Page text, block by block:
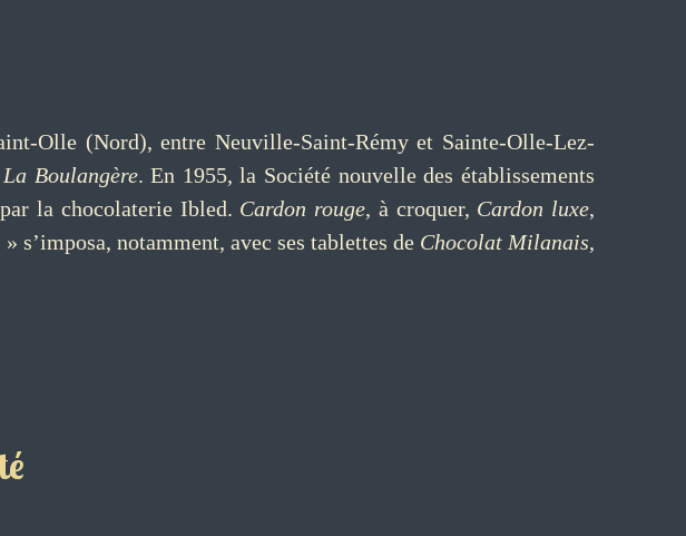
Olle (Nord), entre Neuville-Saint-Rémy et Sainte-Olle-Lez-
La Boulangère. En 1955, la Société nouvelle des établissements
la chocolaterie Ibled. Cardon rouge, à croquer, Cardon luxe,
notamment, avec ses tablettes de Chocolat Milanais,